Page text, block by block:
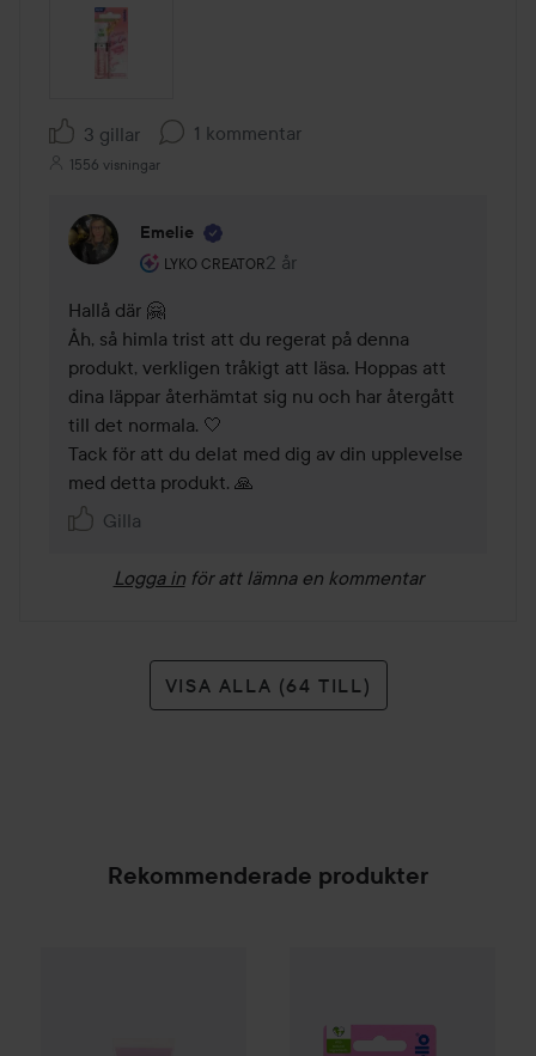
3 gillar 1 kommentar
1556 visningar
Emelie
LYKO CREATOR
Användarens roll: Lyko Creator.
2 år
Kommentaren lades 2 år
Hallå där 🤗
Åh, så himla trist att du regerat på denna
produkt, verkligen tråkigt att läsa. Hoppas att
dina läppar återhämtat sig nu och har återgått
till det normala. 🤍
Tack för att du delat med dig av din upplevelse
med detta produkt. 🙏
Gilla
Logga in för att lämna en kommentar
VISA ALLA (64 TILL)
Rekommenderade produkter